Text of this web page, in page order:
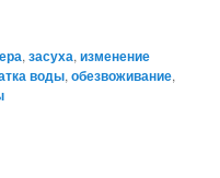
,засуха,изменение
воды,обезвоживание,